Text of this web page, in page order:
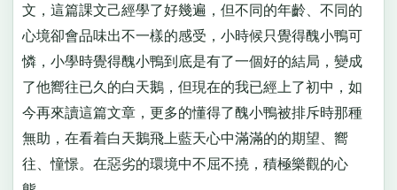
文，這篇課文己經學了好幾遍，但不同的年齡、不同的
心境卻會品味出不一樣的感受，小時候只覺得醜小鴨可
憐，小學時覺得醜小鴨到底是有了一個好的結局，變成
了他嚮往已久的白天鵝，但現在的我已經上了初中，如
今再來讀這篇文章，更多的懂得了醜小鴨被排斥時那種
無助，在看着白天鵝飛上藍天心中滿滿的的期望、嚮
往、憧憬。在惡劣的環境中不屈不撓，積極樂觀的心